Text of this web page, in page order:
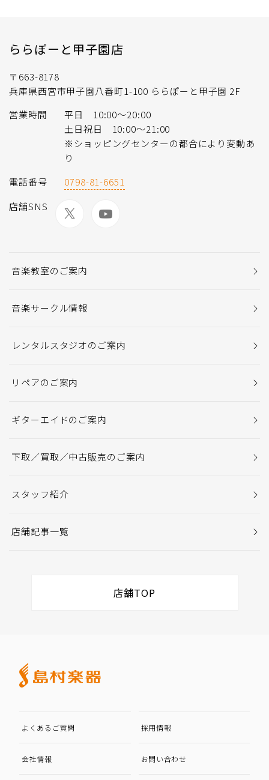
ららぽーと甲子園店
〒663-8178
兵庫県西宮市甲子園八番町1-100 ららぽーと甲子園 2F
営業時間
平日 10:00～20:00
土日祝日 10:00～21:00
※ショッピングセンターの都合により変動あ
り
電話番号
0798-81-6651
店舗SNS
音楽教室のご案内
音楽サークル情報
レンタルスタジオのご案内
リペアのご案内
ギターエイドのご案内
下取／買取／中古販売のご案内
スタッフ紹介
店舗記事一覧
店舗TOP
よくあるご質問 採用情報
会社情報 お問い合わせ